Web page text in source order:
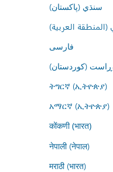
سنڌي (پاکستان)
(المنطقة العربية)
فارسى
(کوردستان)
ትግርኛ (ኢትዮጵያ)
አማርኛ (ኢትዮጵያ)
कोंकणी (भारत)
नेपाली (नेपाल)
मराठी (भारत)